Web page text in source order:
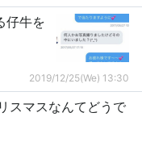
仔牛を
2019/12/25(We) 13:30
スマスなんてどうで